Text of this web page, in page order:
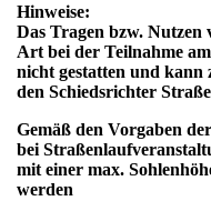
Hinweise:
Das Tragen bzw.
Art bei der Teilnahme
nicht gestatten und
den Schiedsrichter
Gemäß den Vorgaben
bei
mit einer max.
werden